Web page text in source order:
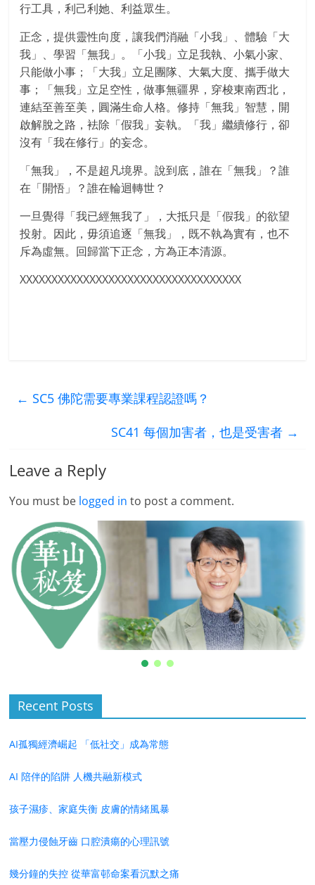
行工具，利己利她、利益眾生。
正念，提供靈性向度，讓我們消融「小我」、體驗「大
我」、學習「無我」。「小我」立足我執、小氣小家、
只能做小事；「大我」立足團隊、大氣大度、攜手做大
事；「無我」立足空性，做事無疆界，穿梭東南西北，
連結至善至美，圓滿生命人格。修持「無我」智慧，開
啟解脫之路，袪除「假我」妄執。「我」繼續修行，卻
沒有「我在修行」的妄念。
「無我」，不是超凡境界。說到底，誰在「無我」？誰
在「開悟」？誰在輪迴轉世？
一旦覺得「我已經無我了」，大抵只是「假我」的欲望
投射。因此，毋須追逐「無我」，既不執為實有，也不
斥為虛無。回歸當下正念，方為正本清源。
XXXXXXXXXXXXXXXXXXXXXXXXXXXXXXXXXXX
← SC5 佛陀需要專業課程認證嗎？
SC41 每個加害者，也是受害者 →
Leave a Reply
You must be logged in to post a comment.
Recent Posts
AI孤獨經濟崛起 「低社交」成為常態
AI 陪伴的陷阱 人機共融新模式
孩子濕疹、家庭失衡 皮膚的情緒風暴
當壓力侵蝕牙齒 口腔潰瘍的心理訊號
幾分鐘的失控 從華富邨命案看沉默之痛